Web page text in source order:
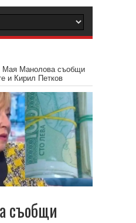
Мая Манолова съобщи
и Кирил Петков
съобщи